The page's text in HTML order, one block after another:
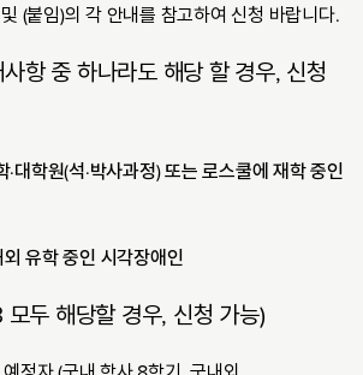
(붙임)의 각 안내를 참고하여 신청 바랍니다.
항 중 하나라도 해당 할 경우, 신청
·대학원(석·박사과정)또는 로스쿨에 재학 중인
유학 중인 시각장애인
두 해당할 경우, 신청 가능)